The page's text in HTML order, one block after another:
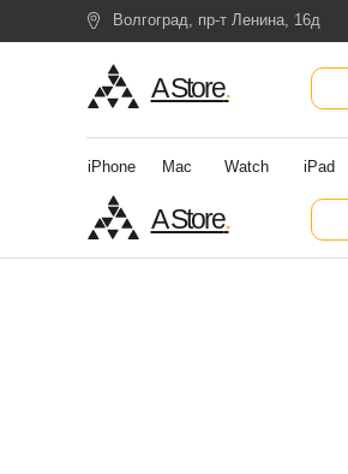
A Store.
Волгоград, пр-т Ленина, 16д
iPhone Watch iPad
Mac
A Store.